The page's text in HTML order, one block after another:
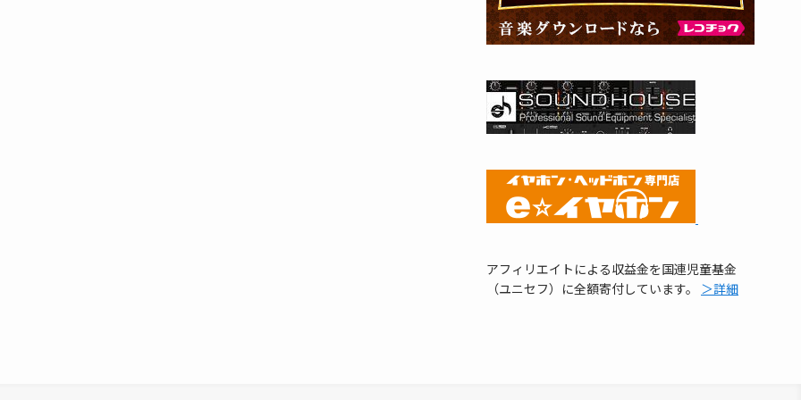
アフィリエイトによる収益金を国連児童基金
（ユニセフ）に全額寄付しています。 ＞詳細